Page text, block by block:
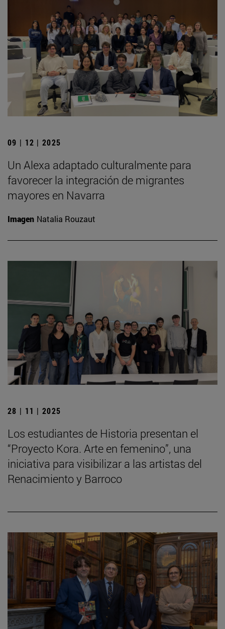
09 | 12 | 2025
Un Alexa adaptado culturalmente para
favorecer la integración de migrantes
mayores en Navarra
Imagen Natalia Rouzaut
28 | 11 | 2025
Los estudiantes de Historia presentan el
“Proyecto Kora. Arte en femenino”, una
iniciativa para visibilizar a las artistas del
Renacimiento y Barroco